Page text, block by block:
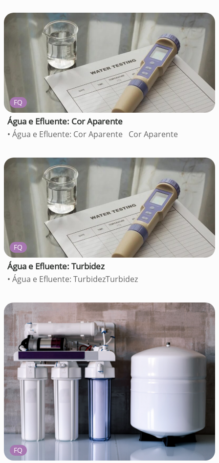
FQ
Água e Efluente: Cor Aparente
• Água e Efluente: Cor Aparente Cor Aparente
FQ
Água e Efluente: Turbidez
• Água e Efluente: TurbidezTurbidez
FQ